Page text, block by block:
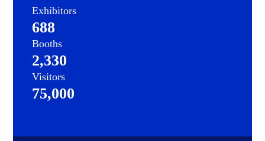
Exhibitors
688
Booths
2,330
Visitors
75,000